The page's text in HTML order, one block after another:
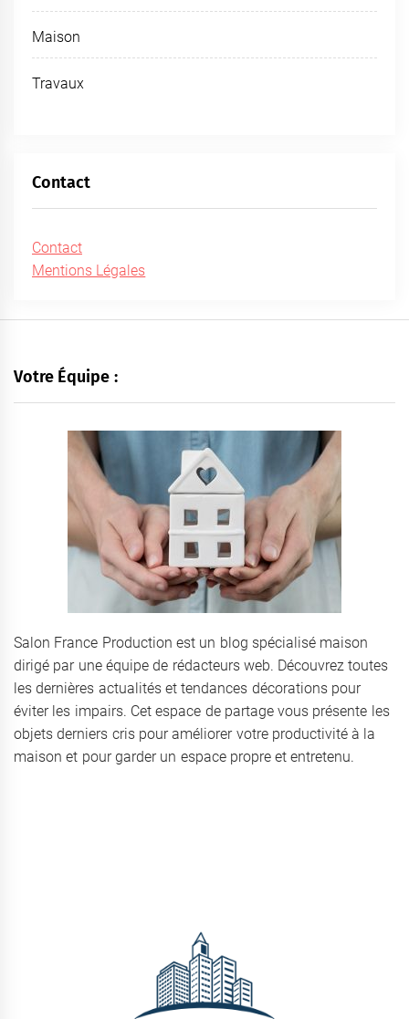
Maison
Travaux
Contact
Contact
Mentions Légales
Votre Équipe :
Salon France Production est un blog spécialisé maison
dirigé par une équipe de rédacteurs web. Découvrez toutes
les dernières actualités et tendances décorations pour
éviter les impairs. Cet espace de partage vous présente les
objets derniers cris pour améliorer votre productivité à la
maison et pour garder un espace propre et entretenu.